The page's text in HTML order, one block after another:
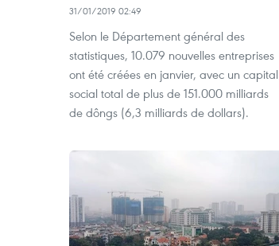
31/01/2019 02:49
Selon le Département général des
statistiques, 10.079 nouvelles entreprises
ont été créées en janvier, avec un capital
social total de plus de 151.000 milliards
de dôngs (6,3 milliards de dollars).